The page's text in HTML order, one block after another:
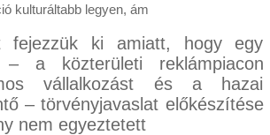
kulturáltabb legyen, ám
fejezzük ki amiatt, hogy egy
– a közterületi reklámpiacon
vállalkozást és a hazai
– törvényjavaslat előkészítése
nem egyeztetett